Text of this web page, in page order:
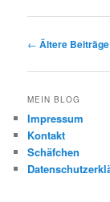
Beitrags-
← Ältere Beiträge
MEIN BLOG
Impressum
Kontakt
Schäfchen